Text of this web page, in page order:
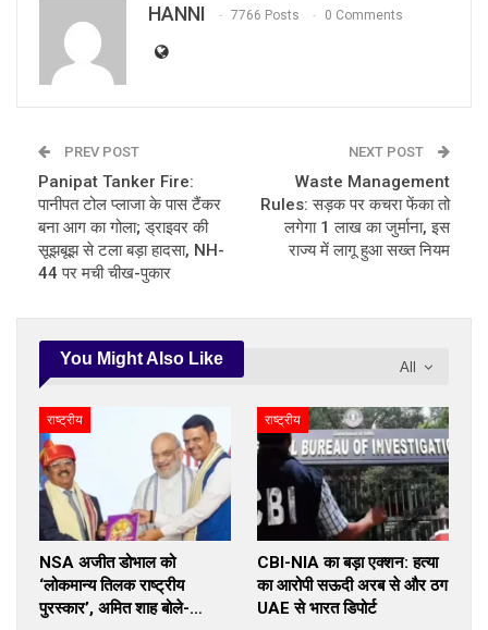
HANNI 7766 Posts 0 Comments
PREV POST
Panipat Tanker Fire:
पानीपत टोल प्लाजा के पास टैंकर
बना आग का गोला; ड्राइवर की
सूझबूझ से टला बड़ा हादसा, NH-
44 पर मची चीख-पुकार
NEXT POST
Waste Management
Rules: सड़क पर कचरा फेंका तो
लगेगा 1 लाख का जुर्माना, इस
राज्य में लागू हुआ सख्त नियम
All
You Might Also Like
राष्ट्रीय
NSA अजीत डोभाल को
‘लोकमान्य तिलक राष्ट्रीय
पुरस्कार’, अमित शाह बोले-…
राष्ट्रीय
CBI-NIA का बड़ा एक्शन: हत्या
का आरोपी सऊदी अरब से और ठग
UAE से भारत डिपोर्ट